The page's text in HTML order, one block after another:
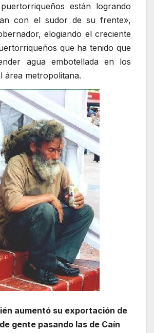
están logrando
con el sudor de su frente»,
elogiando el creciente
que ha tenido que
agua embotellada en los
área metropolitana.
aumentó su exportación de
gente pasando las de Caín